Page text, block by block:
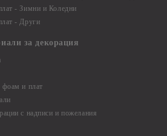
- Зимни и Коледни
- Други
за декорация
фоам и плат
с надписи и пожелания